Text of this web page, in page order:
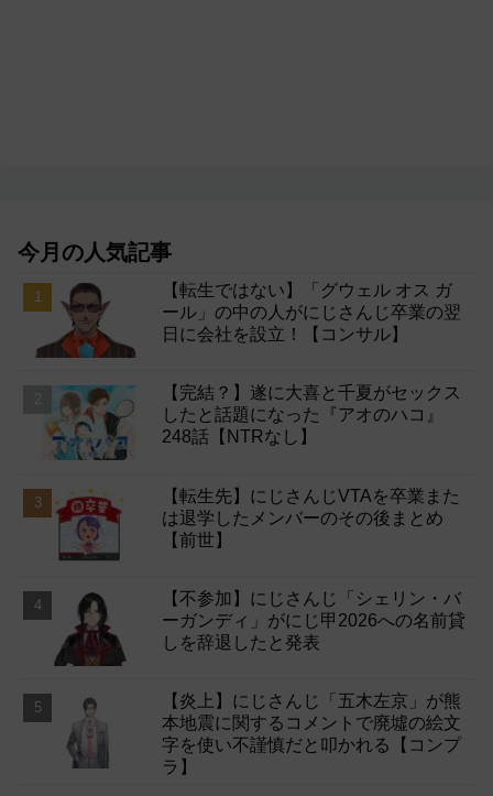
今月の人気記事
【転生ではない】「グウェル オス ガ
ール」の中の人がにじさんじ卒業の翌
日に会社を設立！【コンサル】
【完結？】遂に大喜と千夏がセックス
したと話題になった『アオのハコ』
248話【NTRなし】
【転生先】にじさんじVTAを卒業また
は退学したメンバーのその後まとめ
【前世】
【不参加】にじさんじ「シェリン・バ
ーガンディ」がにじ甲2026への名前貸
しを辞退したと発表
【炎上】にじさんじ「五木左京」が熊
本地震に関するコメントで廃墟の絵文
字を使い不謹慎だと叩かれる【コンプ
ラ】